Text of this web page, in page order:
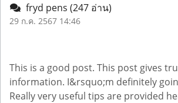
fryd pens (247 อ่าน)
29 ก.ค. 2567 14:46
This is a good post. This post gives
information. I&rsquo;m definitely
Really very useful tips are provided